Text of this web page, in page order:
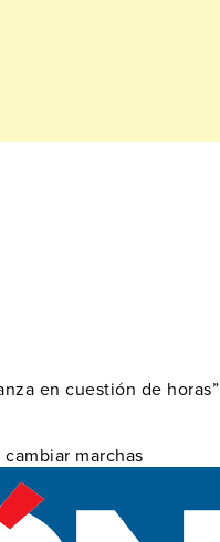
en cuestión de horas”
marchas